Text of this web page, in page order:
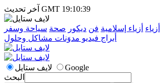
آخر تحديث GMT 19:10:39
أزياء أزياء إسلامية فن ديكور صحة سياحة وسفر
أبراج فيديو مدوَنات مشاكل وحلول
لايف ستايل
Google
البحث